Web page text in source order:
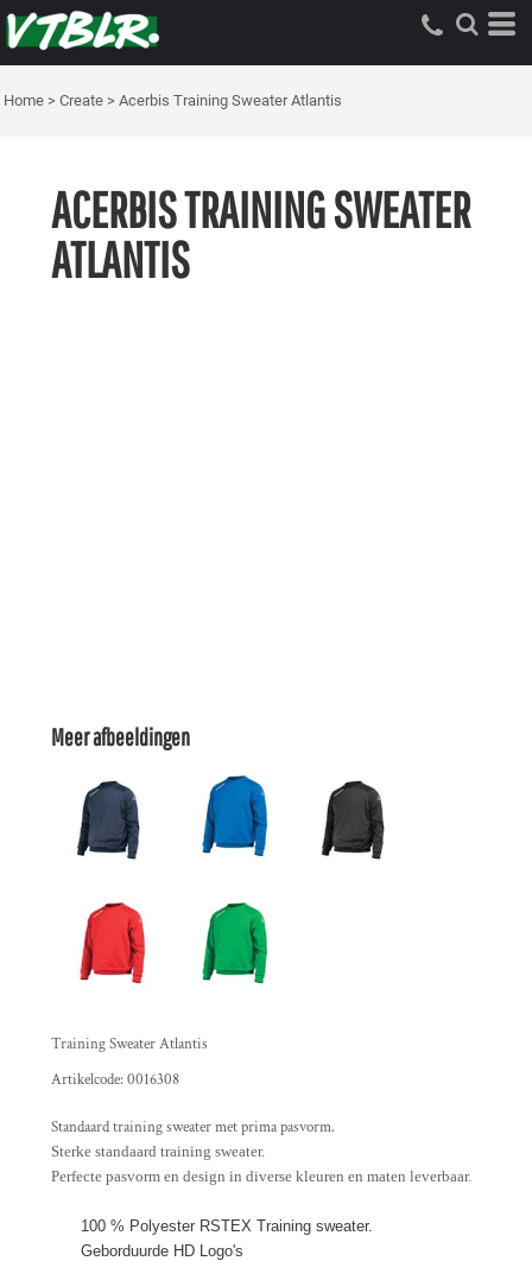
Home > Create > Acerbis Training Sweater Atlantis
ACERBIS TRAINING SWEATER
ATLANTIS
Meer afbeeldingen
Training Sweater Atlantis
Artikelcode: 0016308
Standaard training sweater met prima pasvorm.
Sterke standaard training sweater.
Perfecte pasvorm en design in diverse kleuren en maten leverbaar.
100 % Polyester RSTEX Training sweater.
Geborduurde HD Logo's